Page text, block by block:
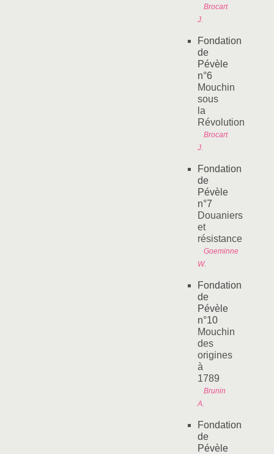
Brocart
J.
Fondation
de
Pévèle
n°6
Mouchin
sous
la
Révolution
Brocart
J.
Fondation
de
Pévèle
n°7
Douaniers
et
résistance
Goeminne
W.
Fondation
de
Pévèle
n°10
Mouchin
des
origines
à
1789
Brunin
A.
Fondation
de
Pévèle